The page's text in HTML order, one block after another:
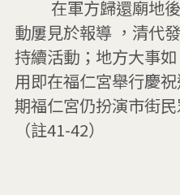
動屢見於報導 ，清代
持續活動；地方大事
用即在福仁宮舉行慶
期福仁宮仍扮演市街
（註41-42）